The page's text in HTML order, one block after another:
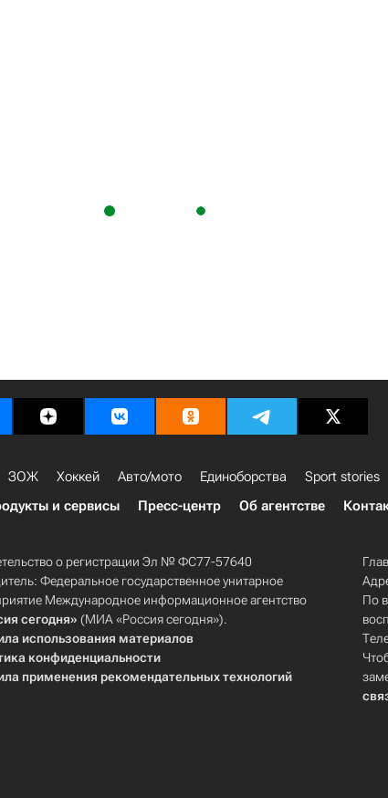
ЗОЖ Хоккей Авто/мото Единоборства Sport stories
и сервисы Пресс-центр Об агентстве
о регистрации Эл № ФС77-57640
Федеральное государственное унитарное
Международное информационное агентство
сегодня» (МИА «Россия сегодня»).
использования материалов
конфиденциальности
применения рекомендательных технологий
По